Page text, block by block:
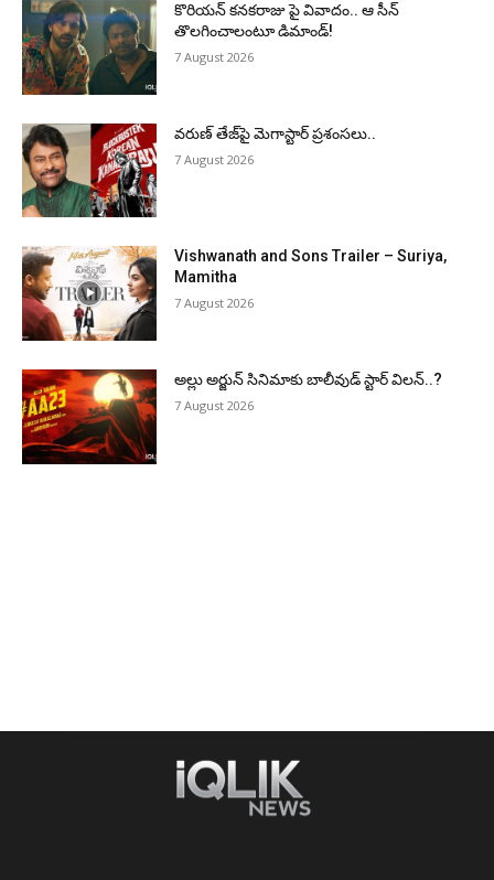
కొరియన్ కనకరాజు పై వివాదం.. ఆ సీన్
తొలగించాలంటూ డిమాండ్!
7 August 2026
వరుణ్ తేజ్‌పై మెగాస్టార్ ప్రశంసలు..
7 August 2026
Vishwanath and Sons Trailer – Suriya,
Mamitha
7 August 2026
అల్లు అర్జున్ సినిమాకు బాలీవుడ్ స్టార్ విలన్..?
7 August 2026